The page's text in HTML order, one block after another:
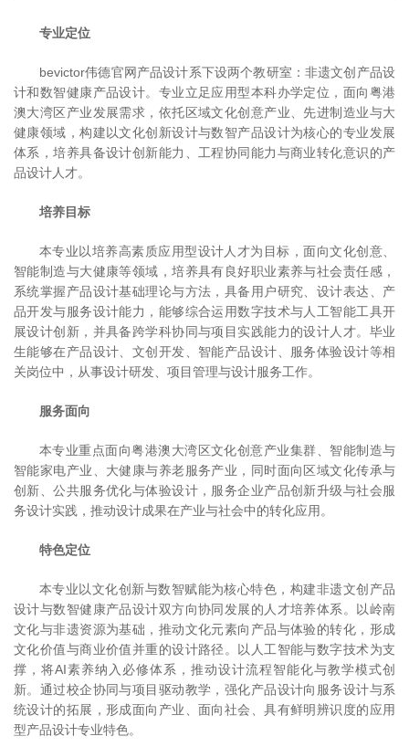
专业定位
bevictor伟德官网产品设计系下设两个教研室：非遗文创产品设
计和数智健康产品设计。专业立足应用型本科办学定位，面向粤港
澳大湾区产业发展需求，依托区域文化创意产业、先进制造业与大
健康领域，构建以文化创新设计与数智产品设计为核心的专业发展
体系，培养具备设计创新能力、工程协同能力与商业转化意识的产
品设计人才。
培养目标
本专业以培养高素质应用型设计人才为目标，面向文化创意、
智能制造与大健康等领域，培养具有良好职业素养与社会责任感，
系统掌握产品设计基础理论与方法，具备用户研究、设计表达、产
品开发与服务设计能力，能够综合运用数字技术与人工智能工具开
展设计创新，并具备跨学科协同与项目实践能力的设计人才。毕业
生能够在产品设计、文创开发、智能产品设计、服务体验设计等相
关岗位中，从事设计研发、项目管理与设计服务工作。
服务面向
本专业重点面向粤港澳大湾区文化创意产业集群、智能制造与
智能家电产业、大健康与养老服务产业，同时面向区域文化传承与
创新、公共服务优化与体验设计，服务企业产品创新升级与社会服
务设计实践，推动设计成果在产业与社会中的转化应用。
特色定位
本专业以文化创新与数智赋能为核心特色，构建非遗文创产品
设计与数智健康产品设计双方向协同发展的人才培养体系。以岭南
文化与非遗资源为基础，推动文化元素向产品与体验的转化，形成
文化价值与商业价值并重的设计路径。以人工智能与数字技术为支
撑，将AI素养纳入必修体系，推动设计流程智能化与教学模式创
新。通过校企协同与项目驱动教学，强化产品设计向服务设计与系
统设计的拓展，形成面向产业、面向社会、具有鲜明辨识度的应用
型产品设计专业特色。